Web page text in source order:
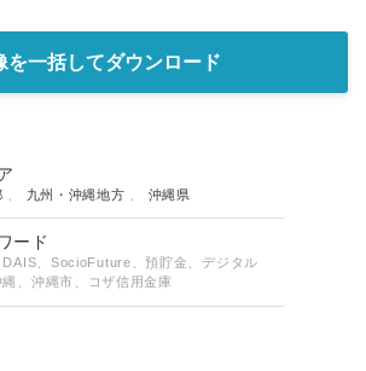
を一括してダウンロード
九州・沖縄地方 沖縄県
ード
DAIS、SocioFuture、預貯金、デジタル
、沖縄市、コザ信用金庫